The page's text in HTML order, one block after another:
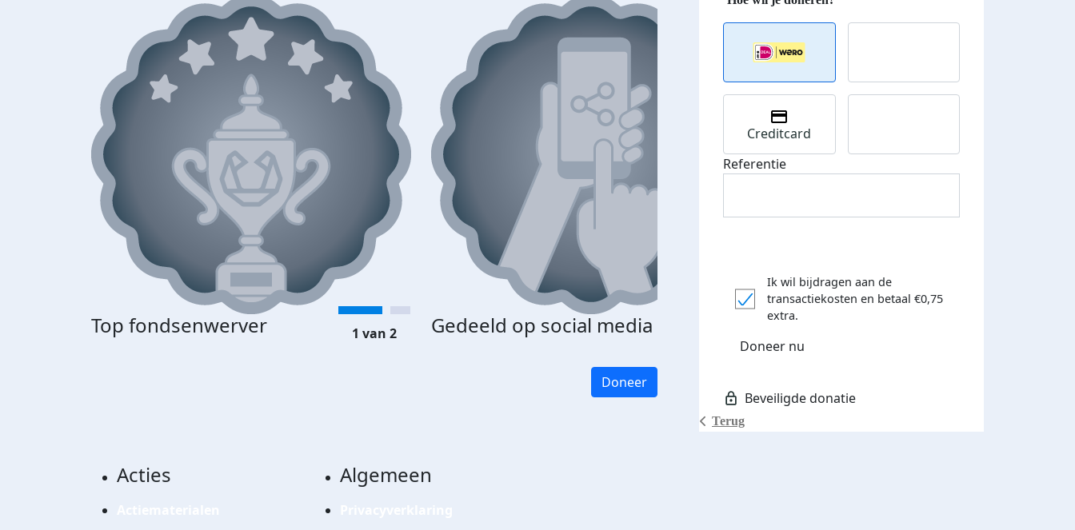
Top fondsenwerver Gedeeld op social media Donateurs bedankt
1 van 2
Doneer
Terug
Creditcard
Referentie
Ik wil bijdragen aan de
transactiekosten en betaal €0,75
extra.
Doneer nu
Acties Algemeen